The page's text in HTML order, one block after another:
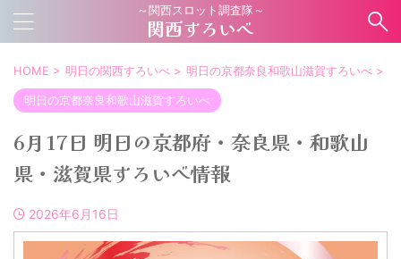
～関西スロット調査隊～
関西すろいべ
HOME > 明日の関西すろいべ > 明日の京都奈良和歌山滋賀すろいべ >
明日の京都奈良和歌山滋賀すろいべ
6月17日 明日の京都府・奈良県・和歌山
県・滋賀県すろいべ情報
2026年6月16日